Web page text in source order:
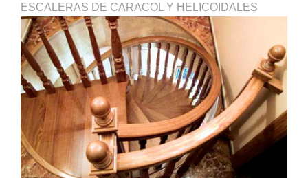
ESCALERAS DE CARACOL Y HELICOIDALES